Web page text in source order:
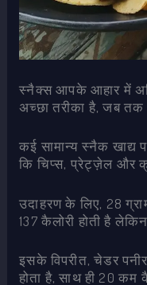
स्नैक्स आपके आहार में
अच्छा तरीका है, जब
कई सामान्य स्नैक खाद्य
कि चिप्स, प्रेट्ज़ेल और
उदाहरण के लिए, 28
137 कैलोरी होती है
इसके विपरीत, चेडर
होता है, साथ ही 20